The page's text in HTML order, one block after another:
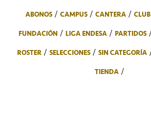
ABONOS CAMPUS CANTERA CLUB
FUNDACIÓN
LIGA ENDESA PARTIDOS
ROSTER
SELECCIONES SIN CATEGORÍA
TIENDA